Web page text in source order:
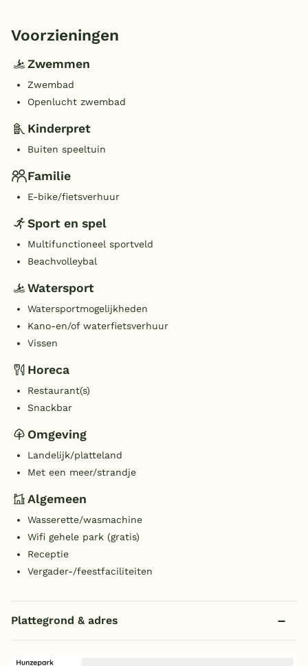
Voorzieningen
Zwemmen
Zwembad
Openlucht zwembad
Kinderpret
Buiten speeltuin
Familie
E-bike/fietsverhuur
Sport en spel
Multifunctioneel sportveld
Beachvolleybal
Watersport
Watersportmogelijkheden
Kano-en/of waterfietsverhuur
Vissen
Horeca
Restaurant(s)
Snackbar
Omgeving
Landelijk/platteland
Met een meer/strandje
Algemeen
Wasserette/wasmachine
Wifi gehele park (gratis)
Receptie
Vergader-/feestfaciliteiten
Plattegrond & adres